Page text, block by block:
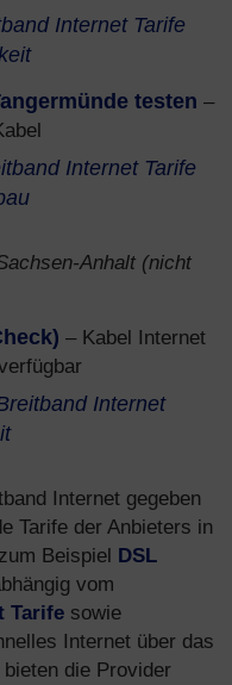
Internet Tarife
testen –
Internet Tarife
Anhalt (nicht
– Kabel Internet
Internet
Internet gegeben
Tarife der Anbieters in
Beispiel DSL
vom
Tarife sowie
Internet über das
die Provider